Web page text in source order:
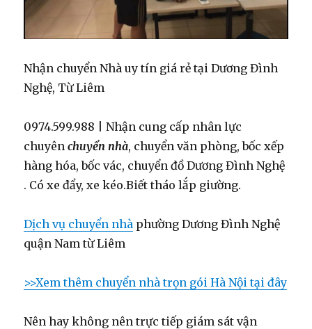
Nhận chuyển Nhà uy tín giá rẻ tại Dương Đình
Nghệ, Từ Liêm
0974.599.988 | Nhận cung cấp nhân lực
chuyênchuyển nhà, chuyển văn phòng, bốc xếp
hàng hóa, bốc vác, chuyển đồ Dương Đình Nghệ
. Có xe đẩy, xe kéo.Biết tháo lắp giường.
Dịch vụ chuyển nhà phường Dương Đình Nghệ
quận Nam từ Liêm
>>Xem thêm chuyển nhà trọn gói Hà Nội tại đây
Nên hay không nên trực tiếp giám sát vận